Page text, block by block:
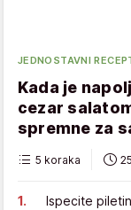
JEDNOSTAVNI
Kada je
cezar
spremne za
5 koraka
Ispecite